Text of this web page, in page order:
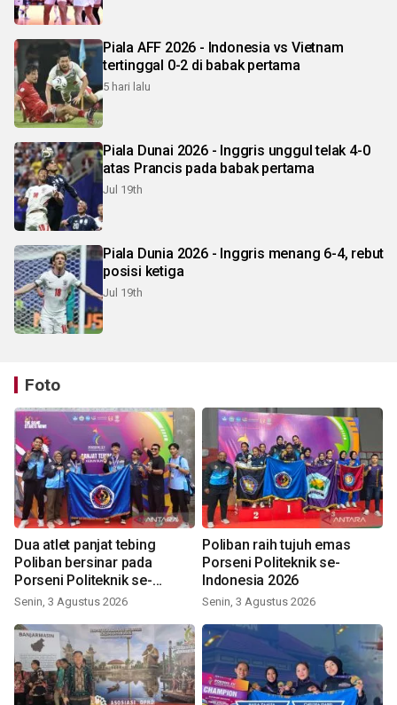
Piala AFF 2026 - Indonesia vs Vietnam
tertinggal 0-2 di babak pertama
5 hari lalu
Piala Dunai 2026 - Inggris unggul telak 4-0
atas Prancis pada babak pertama
Jul 19th
Piala Dunia 2026 - Inggris menang 6-4, rebut
posisi ketiga
Jul 19th
Foto
Dua atlet panjat tebing
Poliban bersinar pada
Porseni Politeknik se-
Indonesia 2026
Senin, 3 Agustus 2026
Poliban raih tujuh emas
Porseni Politeknik se-
Indonesia 2026
Senin, 3 Agustus 2026